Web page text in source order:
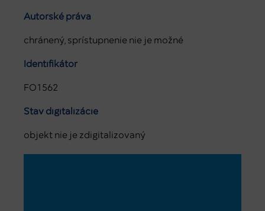
Autorské práva
chránený, sprístupnenie nie je možné
Identifikátor
FO1562
Stav digitalizácie
objekt nie je zdigitalizovaný